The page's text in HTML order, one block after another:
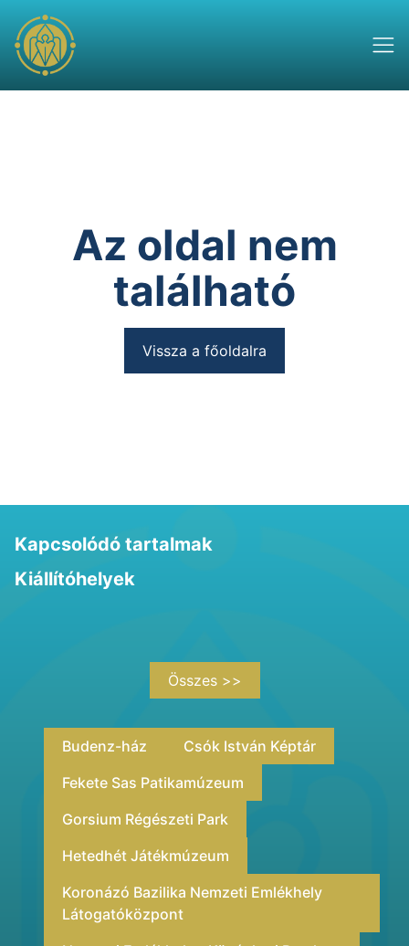
Az oldal nem
található
Vissza a főoldalra
Kapcsolódó tartalmak
Kiállítóhelyek
Összes >>
Budenz-ház
Csók István Képtár
Fekete Sas Patikamúzeum
Gorsium Régészeti Park
Hetedhét Játékmúzeum
Koronázó Bazilika Nemzeti Emlékhely
Látogatóközpont